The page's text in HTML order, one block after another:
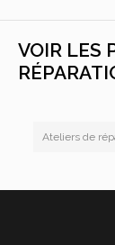
VOIR LES
Ateliers de